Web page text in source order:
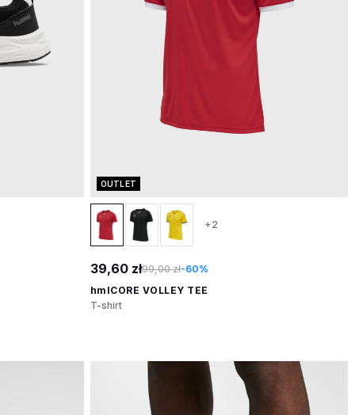
OUTLET
+2
39,60 zł99,00 zł-60%
hmlCORE VOLLEY TEE
T-shirt